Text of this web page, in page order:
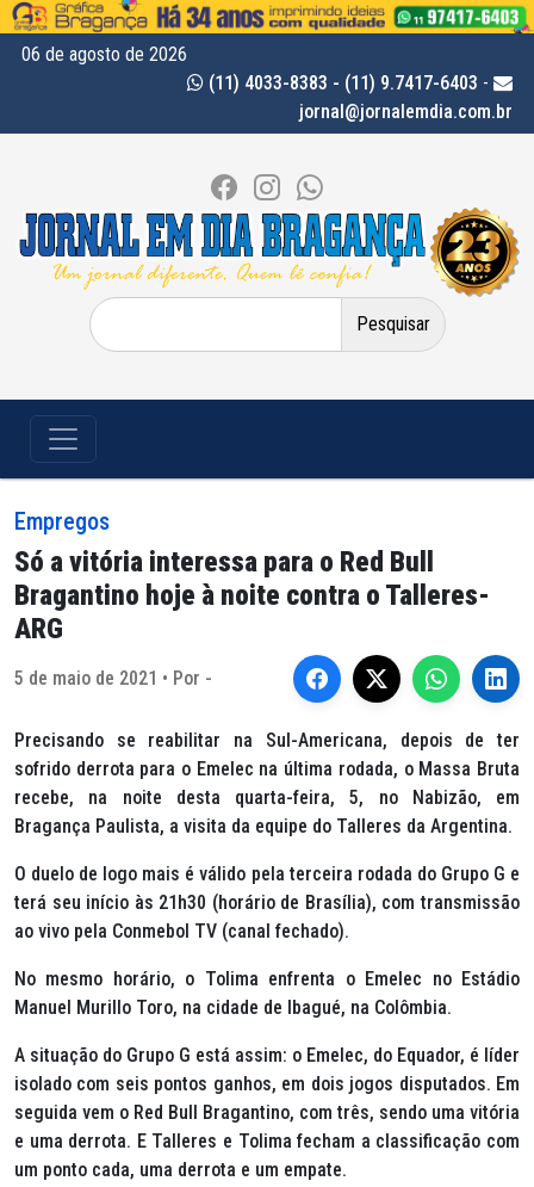
06 de agosto de 2026
(11) 4033-8383 - (11) 9.7417-6403 -
jornal@jornalemdia.com.br
Pesquisar
por:
Empregos
Só a vitória interessa para o Red Bull
Bragantino hoje à noite contra o Talleres-
ARG
5 de maio de 2021 • Por -
Precisando se reabilitar na Sul-Americana, depois de ter
sofrido derrota para o Emelec na última rodada, o Massa Bruta
recebe, na noite desta quarta-feira, 5, no Nabizão, em
Bragança Paulista, a visita da equipe do Talleres da Argentina.
O duelo de logo mais é válido pela terceira rodada do Grupo G e
terá seu início às 21h30 (horário de Brasília), com transmissão
ao vivo pela Conmebol TV (canal fechado).
No mesmo horário, o Tolima enfrenta o Emelec no Estádio
Manuel Murillo Toro, na cidade de Ibagué, na Colômbia.
A situação do Grupo G está assim: o Emelec, do Equador, é líder
isolado com seis pontos ganhos, em dois jogos disputados. Em
seguida vem o Red Bull Bragantino, com três, sendo uma vitória
e uma derrota. E Talleres e Tolima fecham a classificação com
um ponto cada, uma derrota e um empate.